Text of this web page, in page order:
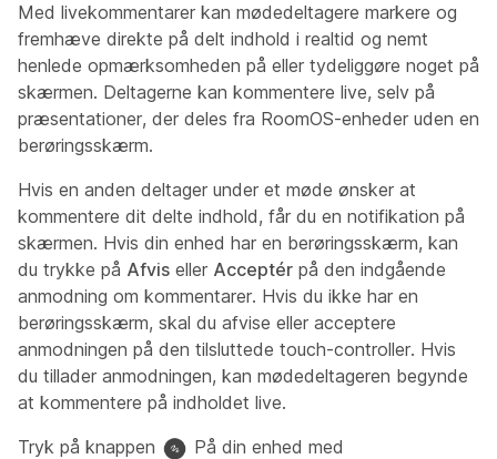
Med livekommentarer kan mødedeltagere markere og
fremhæve direkte på delt indhold i realtid og nemt
henlede opmærksomheden på eller tydeliggøre noget på
skærmen. Deltagerne kan kommentere live, selv på
præsentationer, der deles fra RoomOS-enheder uden en
berøringsskærm.
Hvis en anden deltager under et møde ønsker at
kommentere dit delte indhold, får du en notifikation på
skærmen. Hvis din enhed har en berøringsskærm, kan
du trykke på Afvis eller Acceptér på den indgående
anmodning om kommentarer. Hvis du ikke har en
berøringsskærm, skal du afvise eller acceptere
anmodningen på den tilsluttede touch-controller. Hvis
du tillader anmodningen, kan mødedeltageren begynde
at kommentere på indholdet live.
Tryk på knappen
På din enhed med